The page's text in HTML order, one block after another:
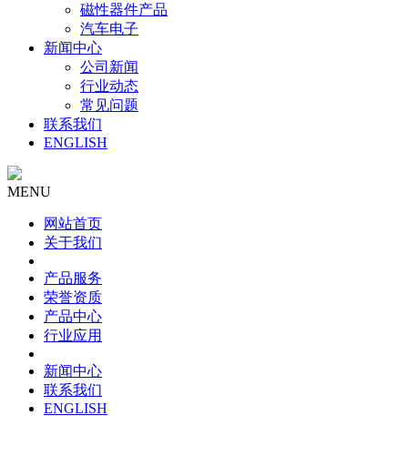
磁性器件产品
汽车电子
新闻中心
公司新闻
行业动态
常见问题
联系我们
ENGLISH
MENU
网站首页
关于我们
产品服务
荣誉资质
产品中心
行业应用
新闻中心
联系我们
ENGLISH